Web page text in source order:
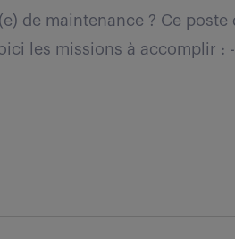
de maintenance ? Ce
les missions à accomplir :